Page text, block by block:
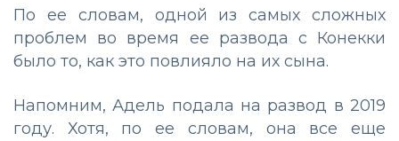
По ее словам, одной из самых сложных
проблем во время ее развода с Конекки
было то, как это повлияло на их сына.
Напомним, Адель подала на развод в 2019
году. Хотя, по ее словам, она все еще